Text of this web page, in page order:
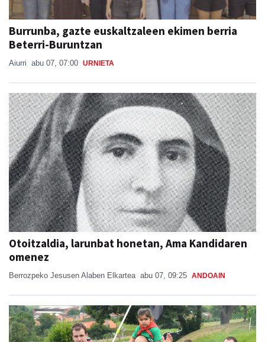
Burrunba, gazte euskaltzaleen ekimen berria
Beterri-Buruntzan
Aiurri abu 07, 07:00 URNIETA
Otoitzaldia, larunbat honetan, Ama Kandidaren
omenez
Berrozpeko Jesusen Alaben Elkartea abu 07, 09:25 ANDOAIN